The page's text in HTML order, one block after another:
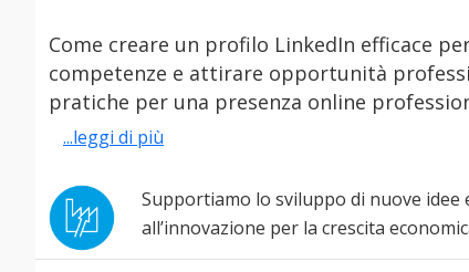
Come creare un profilo LinkedIn efficace
competenze e attirare opportunità
pratiche per una presenza online
...leggi di più
Supportiamo lo sviluppo di nuove idee
all’innovazione per la crescita